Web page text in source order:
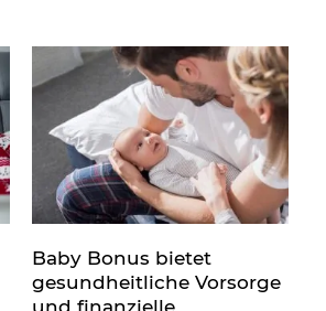
Baby Bonus bietet
gesundheitliche Vorsorge
und finanzielle